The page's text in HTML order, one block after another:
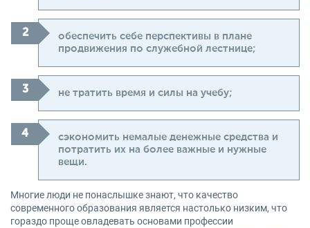
обеспечить себе перспективы в плане
продвижения по служебной лестнице;
не тратить время и силы на учебу;
сэкономить немалые денежные средства и
потратить их на более важные и нужные
вещи.
Многие люди не понаслышке знают, что качество
современного образования является настолько низким, что
гораздо проще овладевать основами профессии